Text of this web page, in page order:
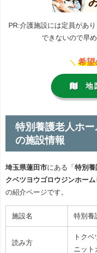
PR:介護施設には定員があ
できないので早
＼ 希望
地
特別養護老人ホー
の施設情報
埼玉県蓮田市にある「 特別養
クベツヨウゴロウジンホーム
の紹介ページです。
施設名 特別養
読み方
トク
ニット